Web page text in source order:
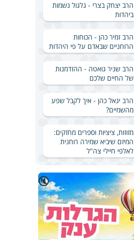
הרב יצחק בצרי - גלגול נשמות
ביהדות
הרב זמיר כהן - הכוחות
הרוחניים שבאדם על פי היהדות
הרב שניר גואטה - ההזדמנות
של החיים שלכם
הרב יגאל כהן - איך לקבל שפע
מהשמיים?
מזוזות, ציציות וספרים מחזקים:
המיזם שיביא שמירה רוחנית
לאלפי חיילי צה"ל
🔇